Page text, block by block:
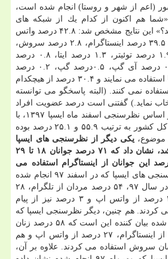
(اعم از شهر و روستا) انجام شده است،
«شما هم اكنون از كدام یك از شبكه های
اجتماعی استفاده می كنید؟» این نتایج مشخص شد: ۴۲.۸ درصد واتس
اپ، ۴۲.۴ درصد تلگرام، ۳۹.۵ درصد اینستاگرام، ۲.۸ درصد سروش،
۲.۳ درصد فیس بوك، ۱.۹ درصد توئیتر، ۱.۳ درصد ایتا، ۰.۸ درصد
لاین، ۰.۷ درصد بله، ۰.۶ درصد آی گپ، ۰.۵درصد گپ، ۰.۲ درصد
بیسفون، ۰.۱ درصد ساینا استفاده می نمایند و ۳۰.۴ درصد از هیچكدام
نمی كنند. (البته پاسخگو می توانسته
نماید.) گفتنی است درصد عضویت افراد
در تلگرام و واتس اپ بر اساس نظرسنجی اسفند ماه ایسپا ۱۳۹۷، با
جامعه آماری شهروندان كل كشور به ترتیب ۵۵.۹ و ۲۵.۱ درصد بوده
موضوع،یكی دیگر از نظرسنجی های ایسپا
كه در اسفند ۹۷ انجام شد، نشان داد كه ۷۱ درصد جوانان ۱۸ تا ۲۹
از تلگرام و ۴۹ درصد این جوانان از اینستاگرام استفاده می
یكی دیگر از نظرسنجی های ایسپا كه در اسفند ۹۷ انجام شده
بیان كننده این است كه در سال ۹۷، ۵۴ درصد مردان از تلگرام، ۲۸
درصد از اینستاگرام، ۲۴ درصد از واتس اپ و ۳ درصد نیز از پیام
هم چنین، دیگر نظرسنجی ایسپا كه
در اسفند سال ۹۷ انجام شده بیان كننده این است كه ۵۸ درصد زنان
از تلگرام، ۳۱ درصد آنها از اینستاگرام، ۲۷ درصد از واتس اپ و هم
رسان سروش استفاده می كردند. علاوه بر آن،